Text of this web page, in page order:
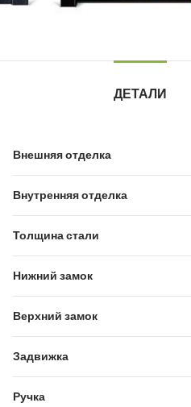
ДЕТАЛИ
Внешняя отделка
Внутренняя отделка
Толщина стали
Нижний замок
Верхний замок
Задвижка
Ручка